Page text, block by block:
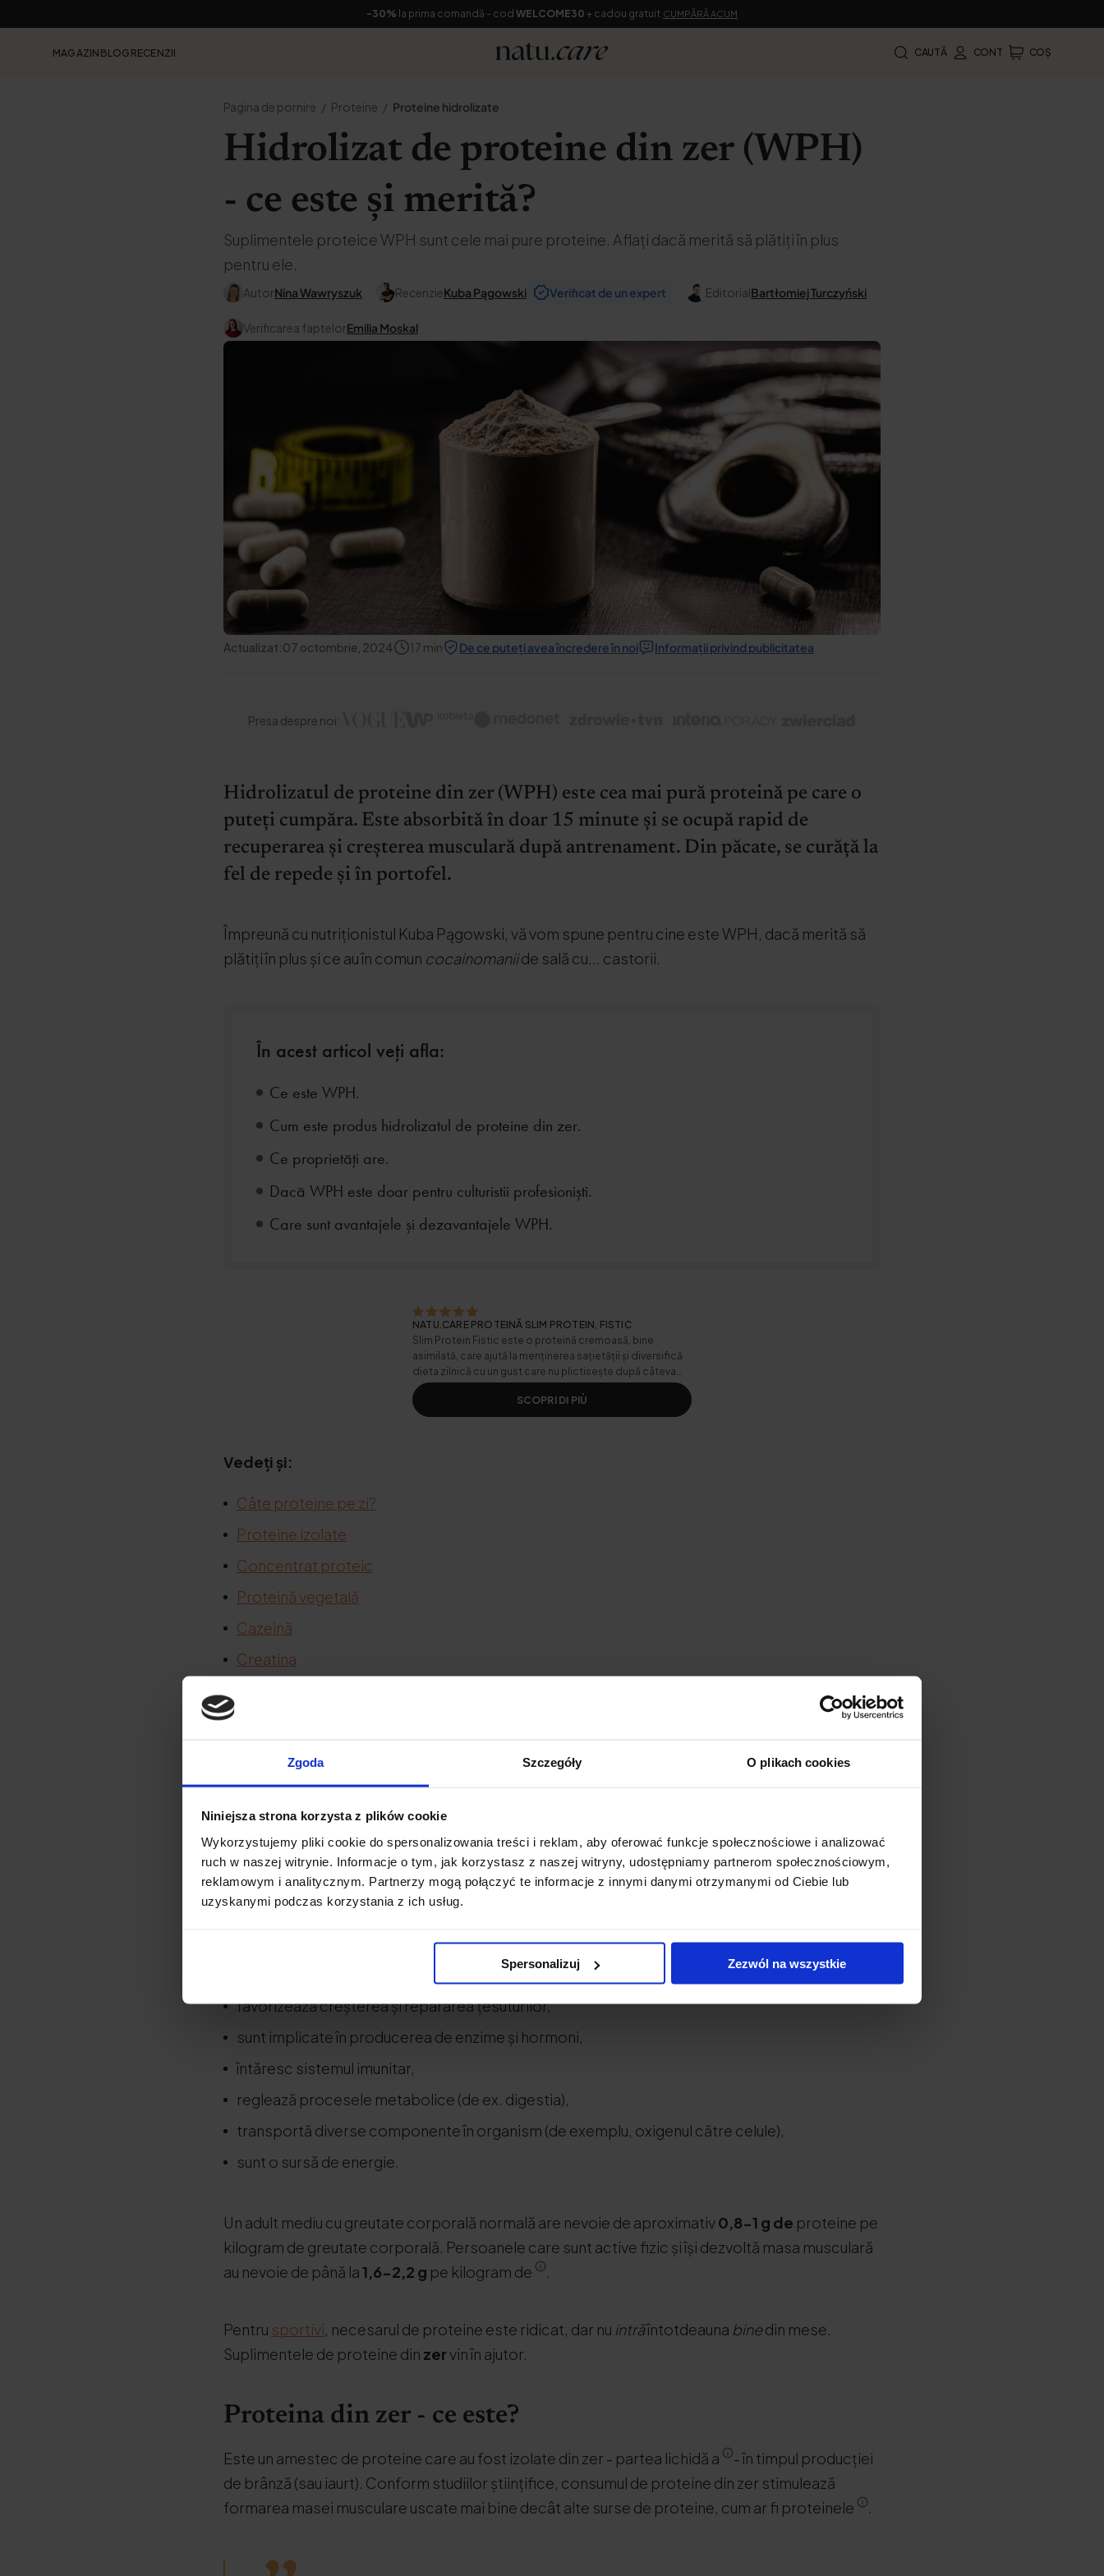
Zgoda Szczegóły O plikach cookies
Niniejsza strona korzysta z plików cookie
Wykorzystujemy pliki cookie do spersonalizowania treści i reklam, aby oferować funkcje społecznościowe i analizować
ruch w naszej witrynie. Informacje o tym, jak korzystasz z naszej witryny, udostępniamy partnerom społecznościowym,
reklamowym i analitycznym. Partnerzy mogą połączyć te informacje z innymi danymi otrzymanymi od Ciebie lub
uzyskanymi podczas korzystania z ich usług.
Spersonalizuj Zezwól na wszystkie
-30% la prima comandă - cod WELCOME30 + cadou gratuit CUMPĂRĂ ACUM
MAGAZIN BLOG RECENZII CAUTĂ CONT COȘ
Pagina de pornire Proteine Proteine hidrolizate
Hidrolizat de proteine din zer (WPH)
- ce este și merită?
Suplimentele proteice WPH sunt cele mai pure proteine. Aflați dacă merită să plătiți în plus
pentru ele.
AutorNina Wawryszuk RecenzieKuba Pągowski Verificat de un expert EditorialBartłomiej Turczyński
Verificarea faptelorEmilia Moskal
Actualizat:07 octombrie, 2024 17 min De ce puteți avea încredere în noi Informații privind publicitatea
Presa despre noi:
Hidrolizatul de proteine din zer (WPH) este cea mai pură proteină pe care o
puteți cumpăra. Este absorbită în doar 15 minute și se ocupă rapid de
recuperarea și creșterea musculară după antrenament. Din păcate, se curăță la
fel de repede și în portofel.
Împreună cu nutriționistul Kuba Pągowski, vă vom spune pentru cine este WPH, dacă merită să
plătiți în plus și ce au în comun cocainomaniide sală cu... castorii.
În acest articol veți afla:
Ce este WPH.
Cum este produs hidrolizatul de proteine din zer.
Ce proprietăți are.
Dacă WPH este doar pentru culturistii profesioniști.
Care sunt avantajele și dezavantajele WPH.
NATU.CARE PROTEINĂ SLIM PROTEIN, FISTIC
Slim Protein Fistic este o proteină cremoasă, bine
asimilată, care ajută la menținerea sațietății și diversifică
dieta zilnică cu un gust care nu plictisește după câteva
porții.
SCOPRI DI PIÙ
Vedeți și:
Câte proteine pe zi?
Proteine izolate
Concentrat proteic
Proteină vegetală
Cazeină
Creatina
Citrulină
Proteinele în organism
Proteinelesunt unul dintre cei mai importanți trei macronutrienți din dietă, împreună cu
păr, oase și mușchi, printre altele,
favorizează creșterea și repararea țesuturilor,
sunt implicate în producerea de enzime și hormoni,
întăresc sistemul imunitar,
reglează procesele metabolice (de ex. digestia),
transportă diverse componente în organism (de exemplu, oxigenul către celule),
sunt o sursă de energie.
Un adult mediu cu greutate corporală normală are nevoie de aproximativ0,8-1 g de proteine pe
kilogram de greutate corporală. Persoanele care sunt active fizic și își dezvoltă masa musculară
au nevoie de până la1,6-2,2 g pe kilogram de .
Pentru sportivi, necesarul de proteine este ridicat, dar nu intrăîntotdeauna binedin mese.
Suplimentele de proteine din zervin în ajutor.
Proteina din zer - ce este?
Este un amestec de proteine care au fost izolate din zer - partea lichidă a
- în timpul producției
de brânză (sau iaurt). Conform studiilor științifice, consumul de proteine din zer stimulează
formarea masei musculare uscate mai bine decât alte surse de proteine, cum ar fi proteinele
.